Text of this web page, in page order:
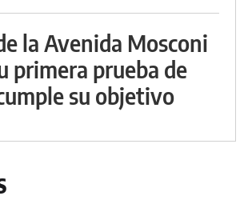
la Avenida Mosconi
primera prueba de
su objetivo